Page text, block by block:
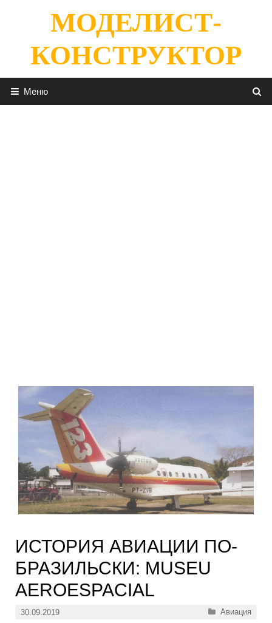
содержимомуМОДЕЛИСТ-
КОНСТРУКТОР
Меню
ИСТОРИЯ АВИАЦИИ ПО-
БРАЗИЛЬСКИ: MUSEU
AEROESPACIAL
30.09.2019 Рубрики
Авиация